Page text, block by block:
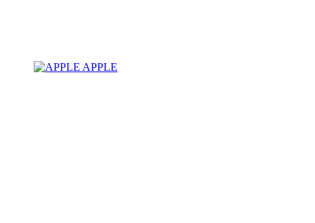
APPLE